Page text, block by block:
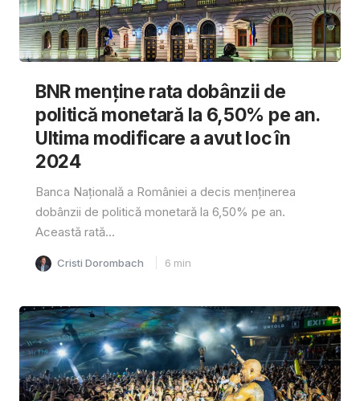
BNR menține rata dobânzii de
politică monetară la 6,50% pe an.
Ultima modificare a avut loc în
2024
Banca Națională a României a decis menținerea
dobânzii de politică monetară la 6,50% pe an.
Această rată...
Cristi Dorombach 6 min